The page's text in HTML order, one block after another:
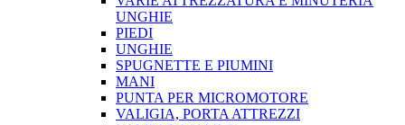
UNGHIE
PIEDI
UNGHIE
SPUGNETTE E PIUMINI
MANI
PUNTA PER MICROMOTORE
VALIGIA, PORTA ATTREZZI